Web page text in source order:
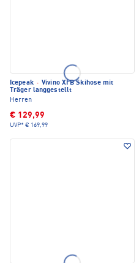
Icepeak · Vivino XFB Skihose mit
Träger langgestellt
Herren
€ 129,99
UVP* € 169,99